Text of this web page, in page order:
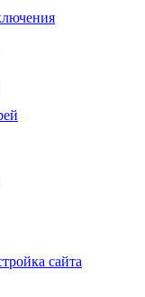
сайта